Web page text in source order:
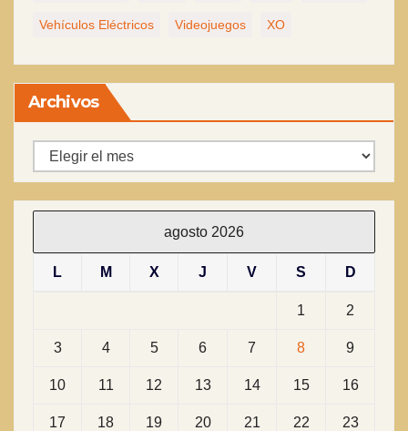
Vehículos Eléctricos Videojuegos XO
Archivos
Archivos
agosto 2026
L M X J V S D
1 2
3 4 5 6 7 8 9
10 11 12 13 14 15 16
17 18 19 20 21 22 23